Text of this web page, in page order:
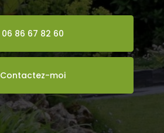
06 86 67 82 60
Contactez-moi